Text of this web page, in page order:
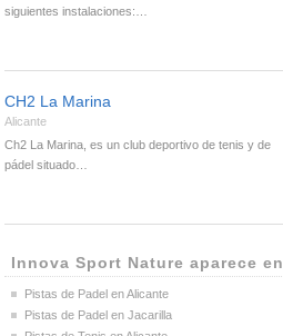
siguientes instalaciones:…
CH2 La Marina
Alicante
Ch2 La Marina, es un club deportivo de tenis y de
pádel situado…
Innova Sport Nature aparece en
Pistas de Padel en Alicante
Pistas de Padel en Jacarilla